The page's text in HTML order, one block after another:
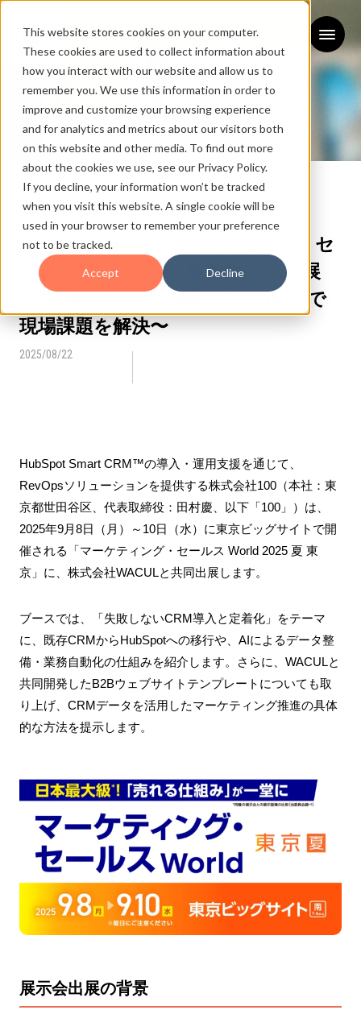
This website stores cookies on your computer.
These cookies are used to collect information about
how you interact with our website and allow us to
remember you. We use this information in order to
improve and customize your browsing experience
and for analytics and metrics about our visitors both
on this website and other media. To find out more
about the cookies we use, see our Privacy Policy.
If you decline, your information won’t be tracked
when you visit this website. A single cookie will be
used in your browser to remember your preference
not to be tracked.
Accept Decline
お知らせ
NEWS
株式会社100、「マーケティング・セ
ールス World 2025 夏 東京」に出展
〜“失敗しないCRM導入”とAI活用で
現場課題を解決〜
2025/08/22
HubSpot Smart CRM™の導入・運用支援を通じて、
RevOpsソリューションを提供する株式会社100（本社：東
京都世田谷区、代表取締役：田村慶、以下「100」）は、
2025年9月8日（月）～10日（水）に東京ビッグサイトで開
催される「マーケティング・セールス World 2025 夏 東
京」に、株式会社WACULと共同出展します。
ブースでは、「失敗しないCRM導入と定着化」をテーマ
に、既存CRMからHubSpotへの移行や、AIによるデータ整
備・業務自動化の仕組みを紹介します。さらに、WACULと
共同開発したB2Bウェブサイトテンプレートについても取
り上げ、CRMデータを活用したマーケティング推進の具体
的な方法を提示します。
展示会出展の背景